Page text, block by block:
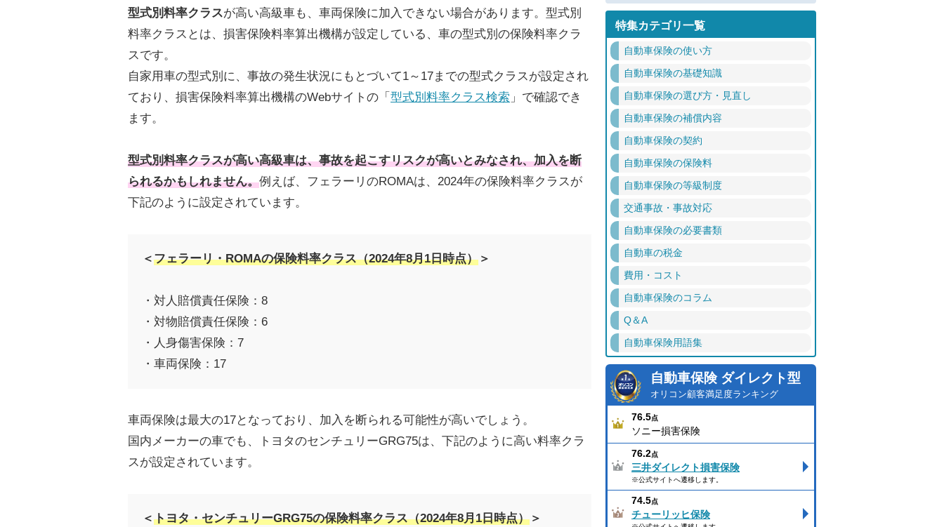
型式別料率クラスが高い高級車も、車両保険に加入できない場合があります。型式別
料率クラスとは、損害保険料率算出機構が設定している、車の型式別の保険料率クラ
スです。
自家用車の型式別に、事故の発生状況にもとづいて1～17までの型式クラスが設定され
ており、損害保険料率算出機構のWebサイトの「 型式別料率クラス検索 」で確認でき
ます。
型式別料率クラスが高い高級車は、事故を起こすリスクが高いとみなされ、加入を断
られるかもしれません。例えば、フェラーリのROMAは、2024年の保険料率クラスが
下記のように設定されています。
＜フェラーリ・ROMAの保険料率クラス（2024年8月1日時点） ＞
・対人賠償責任保険：8
・対物賠償責任保険：6
・人身傷害保険：7
・車両保険：17
車両保険は最大の17となっており、加入を断られる可能性が高いでしょう。
国内メーカーの車でも、トヨタのセンチュリーGRG75は、下記のように高い料率クラ
スが設定されています。
＜トヨタ・センチュリーGRG75の保険料率クラス（2024年8月1日時点） ＞
特集カテゴリ一覧
自動車保険の使い方
自動車保険の基礎知識
自動車保険の選び方・見直し
自動車保険の補償内容
自動車保険の契約
自動車保険の保険料
自動車保険の等級制度
交通事故・事故対応
自動車保険の必要書類
自動車の税金
費用・コスト
自動車保険のコラム
Q＆A
自動車保険用語集
自動車保険 ダイレクト型
オリコン顧客満足度ランキング
76.5点
ソニー損害保険
76.2点
三井ダイレクト損害保険
※公式サイトへ遷移します。
74.5点
チューリッヒ保険